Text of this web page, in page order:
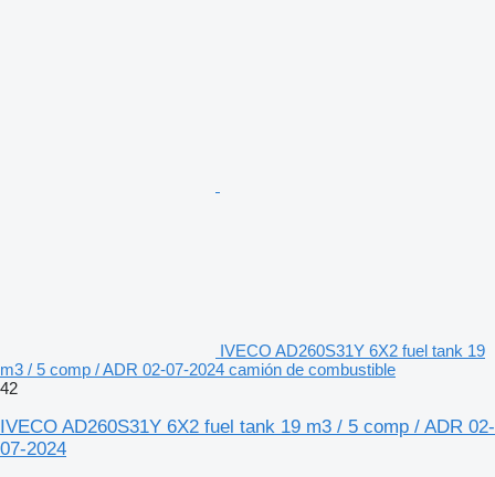
IVECO AD260S31Y 6X2 fuel tank 19
m3 / 5 comp / ADR 02-07-2024 camión de combustible
42
IVECO AD260S31Y 6X2 fuel tank 19 m3 / 5 comp / ADR 02-
07-2024